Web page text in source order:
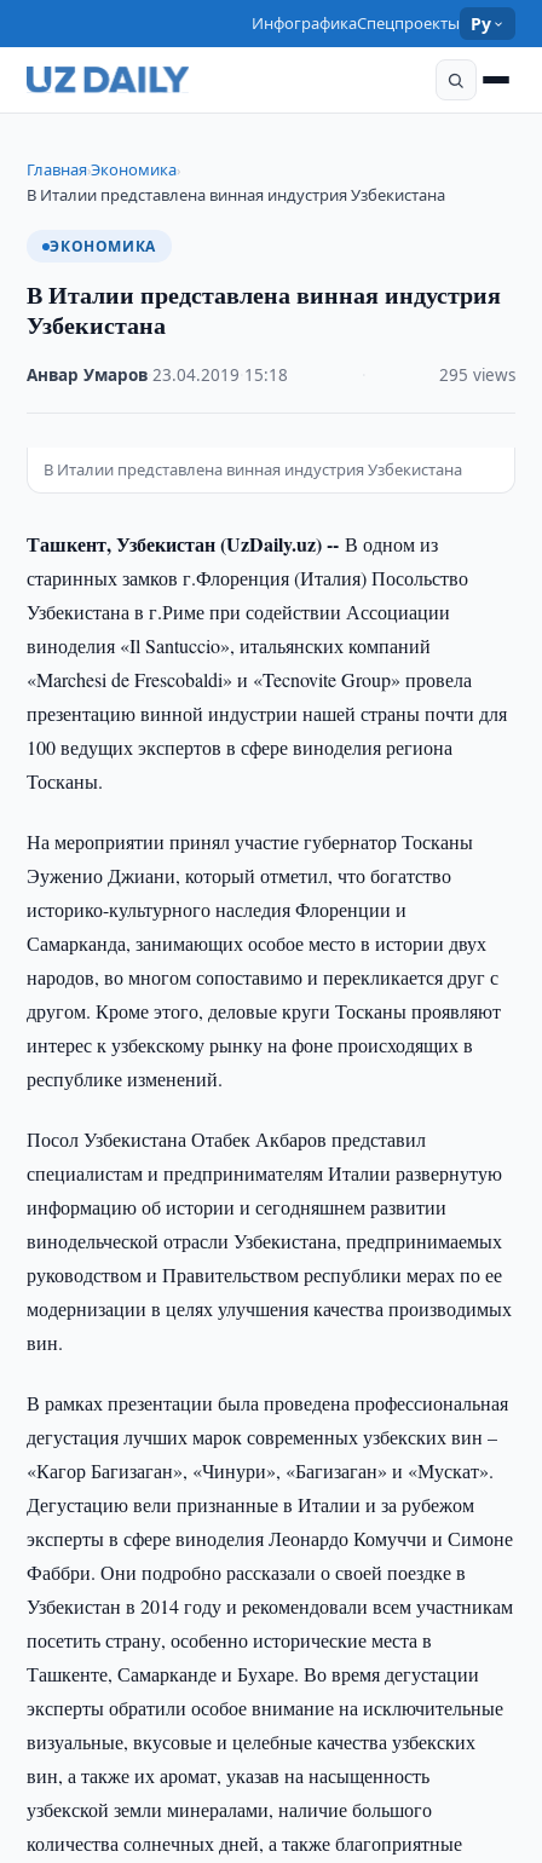
ИнфографикаСпецпроекты Ру
Главная›Экономика›
В Италии представлена винная индустрия Узбекистана
ЭКОНОМИКА
В Италии представлена винная индустрия
Узбекистана
Анвар Умаров ·23.04.2019 15:18 295 views
В Италии представлена винная индустрия Узбекистана
Ташкент, Узбекистан (UzDaily.uz) --В одном из
старинных замков г.Флоренция (Италия) Посольство
Узбекистана в г.Риме при содействии Ассоциации
виноделия «Il Santuccio», итальянских компаний
«Marchesi de Frescobaldi» и «Tecnovite Group» провела
презентацию винной индустрии нашей страны почти для
100 ведущих экспертов в сфере виноделия региона
Тосканы.
На мероприятии принял участие губернатор Тосканы
Эуженио Джиани, который отметил, что богатство
историко-культурного наследия Флоренции и
Самарканда, занимающих особое место в истории двух
народов, во многом сопоставимо и перекликается друг с
другом. Кроме этого, деловые круги Тосканы проявляют
интерес к узбекскому рынку на фоне происходящих в
республике изменений.
Посол Узбекистана Отабек Акбаров представил
специалистам и предпринимателям Италии развернутую
информацию об истории и сегодняшнем развитии
винодельческой отрасли Узбекистана, предпринимаемых
руководством и Правительством республики мерах по ее
модернизации в целях улучшения качества производимых
вин.
В рамках презентации была проведена профессиональная
дегустация лучших марок современных узбекских вин –
«Кагор Багизаган», «Чинури», «Багизаган» и «Мускат».
Дегустацию вели признанные в Италии и за рубежом
эксперты в сфере виноделия Леонардо Комуччи и Симоне
Фаббри. Они подробно рассказали о своей поездке в
Узбекистан в 2014 году и рекомендовали всем участникам
посетить страну, особенно исторические места в
Ташкенте, Самарканде и Бухаре. Во время дегустации
эксперты обратили особое внимание на исключительные
визуальные, вкусовые и целебные качества узбекских
вин, а также их аромат, указав на насыщенность
узбекской земли минералами, наличие большого
количества солнечных дней, а также благоприятные